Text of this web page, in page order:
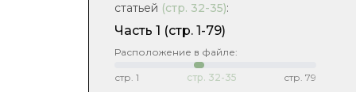
статьей (стр. 32-35):
Часть 1 (стр. 1-79)
Расположение в файле:
стр. 1 стр. 32-35 стр. 79